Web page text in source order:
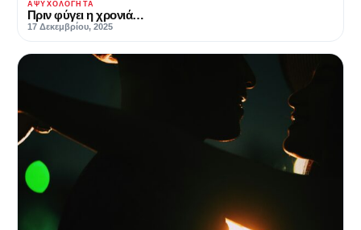
ΑΨΥΧΟΛΌΓΗΤΑ
Πριν φύγει η χρονιά…
17 Δεκεμβρίου, 2025